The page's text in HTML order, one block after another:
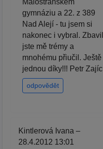
gymnáziu a 22. z 389
Nad Alejí - tu jsem si
nakonec i vybral. Zbavil
jste mě trémy a
mnohému přiučil. Ještě
jednou díky!!! Petr Zajíc
odpovědět
Kintlerová Ivana –
28.4.2012 13:01